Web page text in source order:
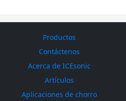
Productos
Contáctenos
Acerca de ICEsonic
Artículos
Aplicaciones de chorro